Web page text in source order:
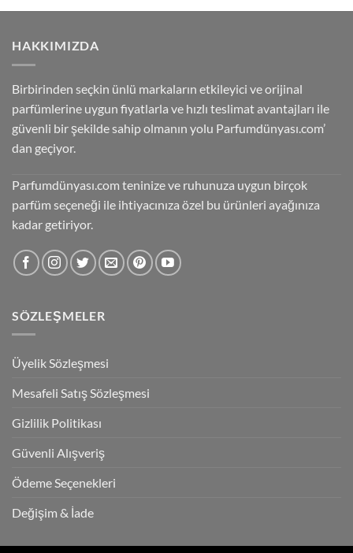
HAKKIMIZDA
Birbirinden seçkin ünlü markaların etkileyici ve orijinal
parfümlerine uygun fiyatlarla ve hızlı teslimat avantajları ile
güvenli bir şekilde sahip olmanın yolu Parfumdünyası.com’
dan geçiyor.
Parfumdünyası.com teninize ve ruhunuza uygun birçok
parfüm seçeneği ile ihtiyacınıza özel bu ürünleri ayağınıza
kadar getiriyor.
SÖZLEŞMELER
Üyelik Sözleşmesi
Mesafeli Satış Sözleşmesi
Gizlilik Politikası
Güvenli Alışveriş
Ödeme Seçenekleri
Değişim & İade